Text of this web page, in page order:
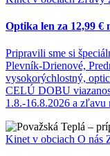
Optika len za 12,99 €
Pripravili sme si
Plevník-Drienové,
vysokorýchlostný,
CELÚ DOBU
1.8.-16.8.2026 a zľavu
Kinet v obciach O nás